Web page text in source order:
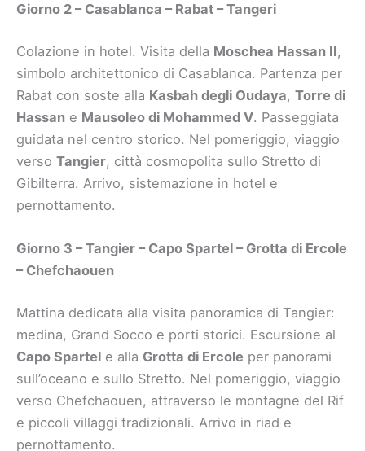
Giorno 2 – Casablanca – Rabat – Tangeri
Colazione in hotel. Visita della Moschea Hassan II,
simbolo architettonico di Casablanca. Partenza per
Rabat con soste alla Kasbah degli Oudaya, Torre di
Hassan e Mausoleo di Mohammed V. Passeggiata
guidata nel centro storico. Nel pomeriggio, viaggio
verso Tangier, città cosmopolita sullo Stretto di
Gibilterra. Arrivo, sistemazione in hotel e
pernottamento.
Giorno 3 – Tangier – Capo Spartel – Grotta di Ercole
– Chefchaouen
Mattina dedicata alla visita panoramica di Tangier:
medina, Grand Socco e porti storici. Escursione al
Capo Spartel e alla Grotta di Ercole per panorami
sull’oceano e sullo Stretto. Nel pomeriggio, viaggio
verso Chefchaouen, attraverso le montagne del Rif
e piccoli villaggi tradizionali. Arrivo in riad e
pernottamento.